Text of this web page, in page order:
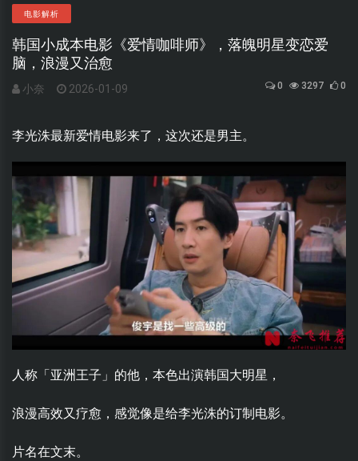
电影解析
韩国小成本电影《爱情咖啡师》，落魄明星变恋爱
脑，浪漫又治愈
小奈 2026-01-09 0 3297 0
李光洙最新爱情电影来了，这次还是男主。
人称「亚洲王子」的他，本色出演韩国大明星，
浪漫高效又疗愈，感觉像是给李光洙的订制电影。
片名在文末。